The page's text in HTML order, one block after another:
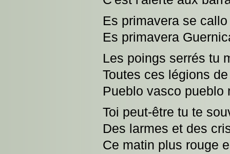
Es primavera se
Es primavera
Les poings serrés tu
Toutes ces légions
Pueblo vasco pueblo
Toi peut-être tu te
Des larmes et des
Ce matin plus rouge